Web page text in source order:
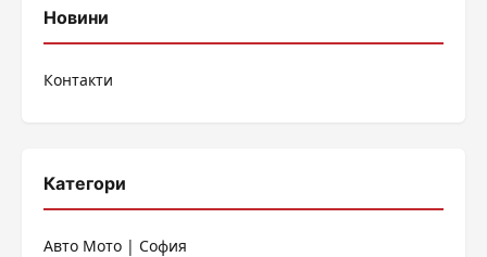
публикациите
Новини
Контакти
Категори
Авто Мото | София